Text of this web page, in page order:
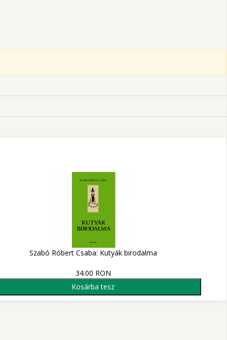
Szabó Róbert Csaba: Kutyák birodalma
34.00 RON
Kosárba tesz